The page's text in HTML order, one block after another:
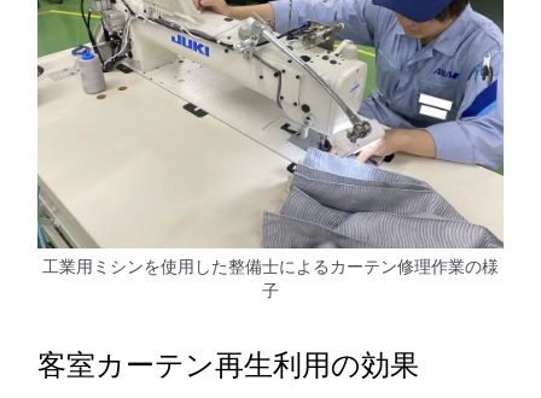
工業用ミシンを使用した整備士によるカーテン修理作業の様
子
客室カーテン再生利用の効果